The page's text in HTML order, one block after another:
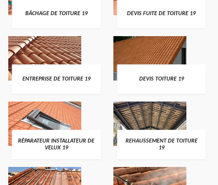
BÂCHAGE DE TOITURE 19 DEVIS FUITE DE TOITURE 19
ENTREPRISE DE TOITURE 19 DEVIS TOITURE 19
RÉPARATEUR INSTALLATEUR DE
VELUX 19
REHAUSSEMENT DE TOITURE
19